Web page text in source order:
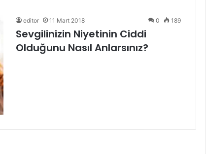
editor 11 Mart 2018 0 189
Sevgilinizin Niyetinin Ciddi
Olduğunu Nasıl Anlarsınız?